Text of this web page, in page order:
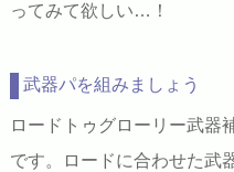
ってみて欲しい…！
武器パを組みましょう
ロードトゥグローリー武器
です。ロードに合わせた武